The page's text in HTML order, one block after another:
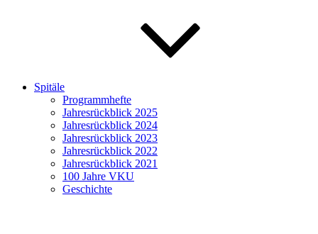
Spitäle
Programmhefte
Jahresrückblick 2025
Jahresrückblick 2024
Jahresrückblick 2023
Jahresrückblick 2022
Jahresrückblick 2021
100 Jahre VKU
Geschichte